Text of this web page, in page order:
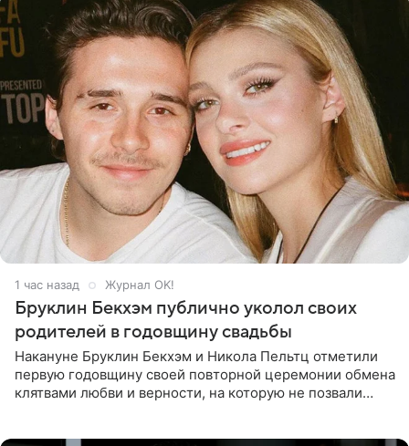
1 час назад Журнал OK!
Бруклин Бекхэм публично уколол своих
родителей в годовщину свадьбы
Накануне Бруклин Бекхэм и Никола Пельтц отметили
первую годовщину своей повторной церемонии обмена
клятвами любви и верности, на которую не позвали